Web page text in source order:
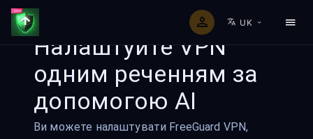
UK
Налаштуйте VPN
одним реченням за
допомогою AI
Ви можете налаштувати FreeGuard VPN,